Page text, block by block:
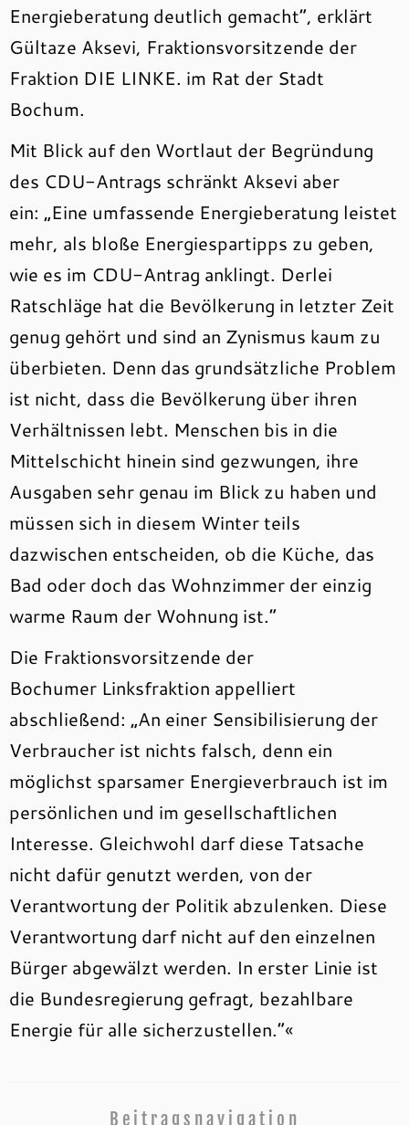
Energieberatung deutlich gemacht“, erklärt
Gültaze Aksevi, Fraktionsvorsitzende der
Fraktion DIE LINKE. im Rat der Stadt
Bochum.
Mit Blick auf den Wortlaut der Begründung
des CDU-Antrags schränkt Aksevi aber
ein: „Eine umfassende Energieberatung leistet
mehr, als bloße Energiespartipps zu geben,
wie es im CDU-Antrag anklingt. Derlei
Ratschläge hat die Bevölkerung in letzter Zeit
genug gehört und sind an Zynismus kaum zu
überbieten. Denn das grundsätzliche Problem
ist nicht, dass die Bevölkerung über ihren
Verhältnissen lebt. Menschen bis in die
Mittelschicht hinein sind gezwungen, ihre
Ausgaben sehr genau im Blick zu haben und
müssen sich in diesem Winter teils
dazwischen entscheiden, ob die Küche, das
Bad oder doch das Wohnzimmer der einzig
warme Raum der Wohnung ist.“
Die Fraktionsvorsitzende der
Bochumer Linksfraktion appelliert
abschließend: „An einer Sensibilisierung der
Verbraucher ist nichts falsch, denn ein
möglichst sparsamer Energieverbrauch ist im
persönlichen und im gesellschaftlichen
Interesse. Gleichwohl darf diese Tatsache
nicht dafür genutzt werden, von der
Verantwortung der Politik abzulenken. Diese
Verantwortung darf nicht auf den einzelnen
Bürger abgewälzt werden. In erster Linie ist
die Bundesregierung gefragt, bezahlbare
Energie für alle sicherzustellen.“«
Beitragsnavigation